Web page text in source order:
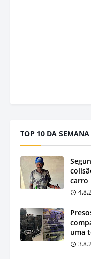
TOP 10 DA SEMANA
carro
uma